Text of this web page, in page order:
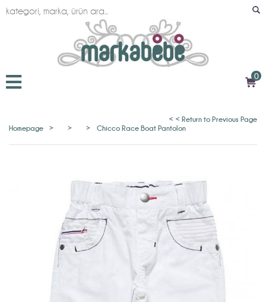
0
< < Return to Previous Page
Homepage
> > > Chicco Race Boat Pantolon